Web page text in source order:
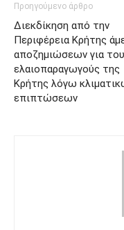
Προηγούμενο άρθρο
Διεκδίκηση από την
Περιφέρεια Κρήτης
αποζημιώσεων για
ελαιοπαραγωγούς της
Κρήτης λόγω
επιπτώσεων